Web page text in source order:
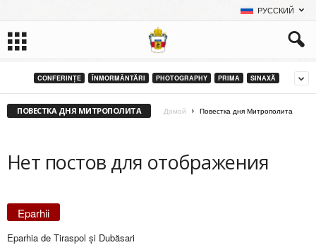
РУССКИЙ
CONFERINȚE ÎNMORMÂNTĂRI PHOTOGRAPHY PRIMA SINAXĂ
ПОВЕСТКА ДНЯ МИТРОПОЛИТА Домой Повестка дня Митрополита
Нет постов для отображения
Eparhii
Eparhia de Tiraspol și Dubăsari